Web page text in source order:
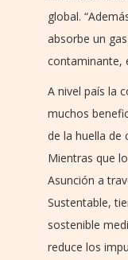
global.
absorbe un
contaminante,
A nivel país la
muchos
de la huella de
Mientras que
Asunción a
Sustentable,
sostenible
reduce los